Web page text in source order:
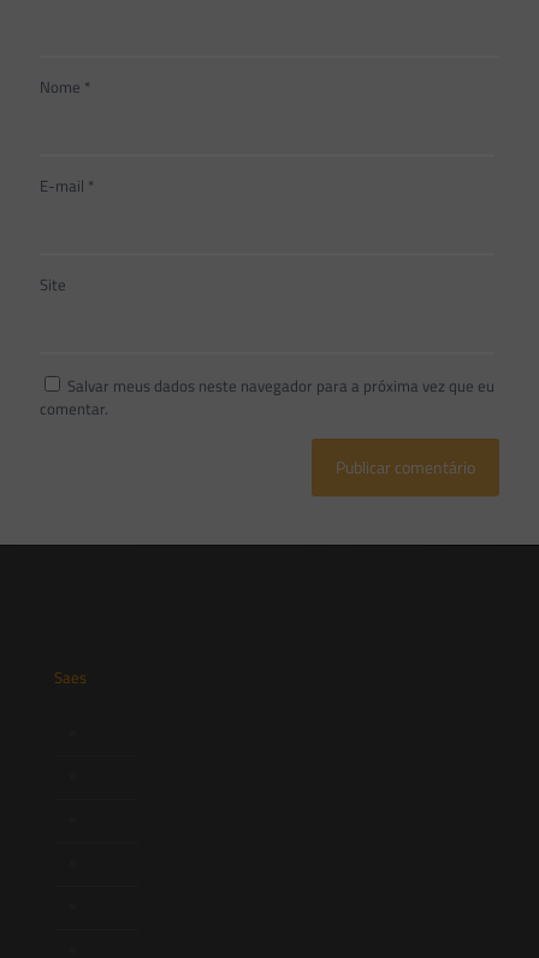
Nome *
E-mail *
Site
Salvar meus dados neste navegador para a próxima vez que eu
comentar.
Saes